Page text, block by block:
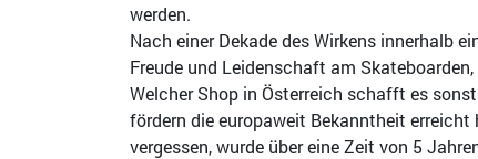
werden.
Nach einer Dekade des Wirkens innerhalb
Freude und Leidenschaft am
Welcher Shop in Österreich schafft es
fördern die europaweit Bekanntheit
vergessen, wurde über eine Zeit von 5